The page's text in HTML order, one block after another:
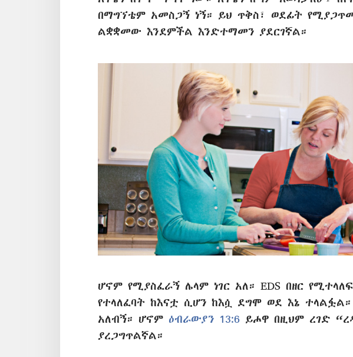
በማግኘቴም አመስጋኝ ነኝ። ይህ ጥቅስ፣ ወደፊት
ልቋቋመው እንደምችል እንድተማመን ያደርገኛል።
ሆኖም የሚያስፈራኝ ሌላም ነገር አለ። EDS በዘር
የተላለፈባት ከእናቷ ሲሆን ከእሷ ደግሞ ወደ እኔ
አለብኝ። ሆኖም ዕብራውያን 13:6 ይሖዋ በዚህም ረገድ
ያረጋግጥልኛል።